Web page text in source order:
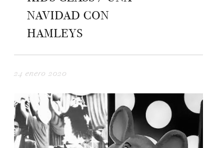
NAVIDAD CON
HAMLEYS
24 enero 2020